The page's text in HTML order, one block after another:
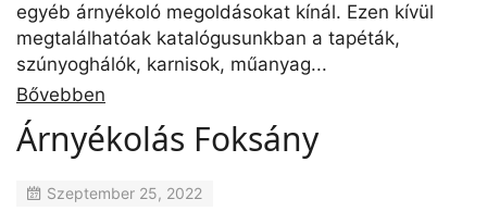
egyéb árnyékoló megoldásokat kínál. Ezen kívül
megtalálhatóak katalógusunkban a tapéták,
szúnyoghálók, karnisok, műanyag...
Bővebben
Árnyékolás Foksány
Szeptember 25, 2022